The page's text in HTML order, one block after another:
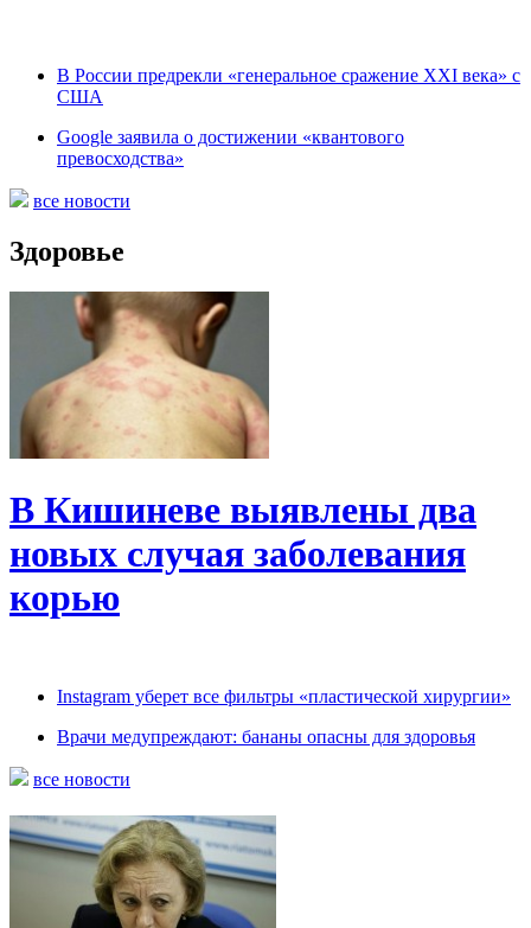
В России предрекли «генеральное сражение XXI века» с
США
Google заявила о достижении «квантового
превосходства»
все новости
Здоровье
В Кишиневе выявлены два
новых случая заболевания
корью
Instagram уберет все фильтры «пластической хирургии»
Врачи медупреждают: бананы опасны для здоровья
все новости